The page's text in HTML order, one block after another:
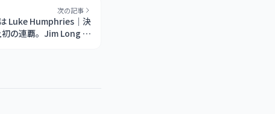
次の記事
Luke Humphries｜決
の連覇。Jim Long が